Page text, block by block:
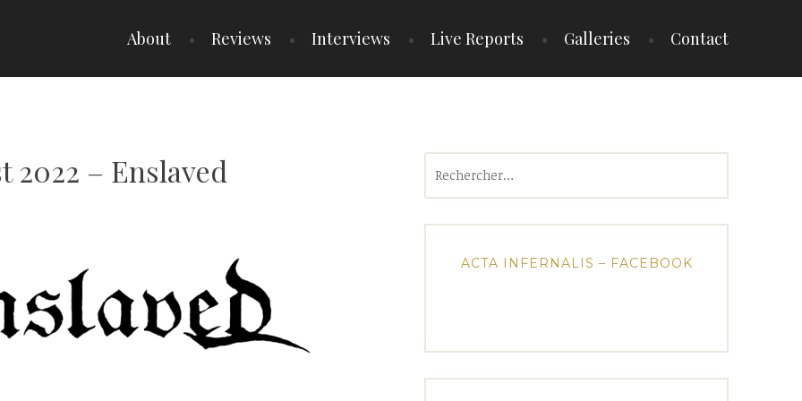
About Reviews Interviews Live Reports Galleries Contact
2022 – Enslaved
ACTA INFERNALIS – FACEBOOK